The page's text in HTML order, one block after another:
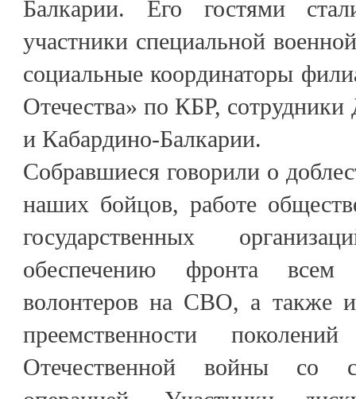
Балкарии. Его гостями
участники специальной
социальные координаторы
Отечества» по КБР,
и Кабардино-Балкарии.
Собравшиеся говорили о
наших бойцов, работе
государственных
обеспечению фронта
волонтеров на СВО, а также
преемственности
Отечественной войны со